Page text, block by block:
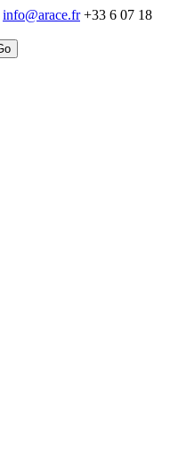
info@arace.fr +33 6 07 18